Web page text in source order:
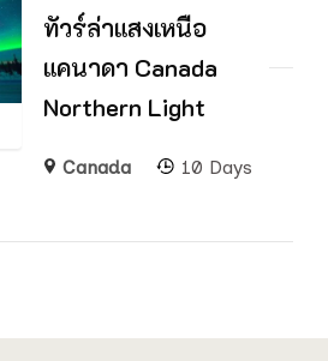
ทัวร์ล่าแสงเหนือ
แคนาดา Canada
Northern Light
Canada 10 Days